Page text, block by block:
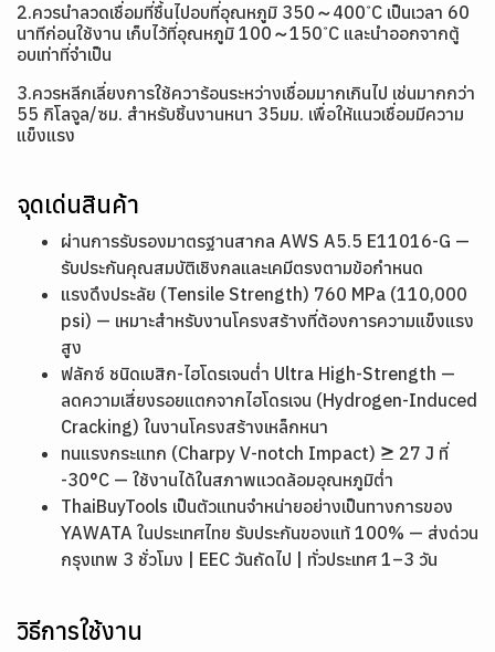
2.ควรนำลวดเชื่อมที่ชื้นไปอบที่อุณหภูมิ 350～400 ํC เป็นเวลา 60
นาทีก่อนใช้งาน เก็บไว้ที่อุณหภูมิ 100～150 ํC และนำออกจากตู้
อบเท่าที่จำเป็น
3.ควรหลีกเลี่ยงการใช้ควาร้อนระหว่างเชื่อมมากเกินไป เช่นมากกว่า
55 กิโลจูล/ซม. สำหรับชิ้นงานหนา 35มม. เพื่อให้แนวเชื่อมมีความ
แข็งแรง
จุดเด่นสินค้า
ผ่านการรับรองมาตรฐานสากล AWS A5.5 E11016-G —
รับประกันคุณสมบัติเชิงกลและเคมีตรงตามข้อกำหนด
แรงดึงประลัย (Tensile Strength) 760 MPa (110,000
psi) — เหมาะสำหรับงานโครงสร้างที่ต้องการความแข็งแรง
สูง
ฟลักซ์ ชนิดเบสิก-ไฮโดรเจนต่ำ Ultra High-Strength —
ลดความเสี่ยงรอยแตกจากไฮโดรเจน (Hydrogen-Induced
Cracking) ในงานโครงสร้างเหล็กหนา
ทนแรงกระแทก (Charpy V-notch Impact) ≥ 27 J ที่
-30°C — ใช้งานได้ในสภาพแวดล้อมอุณหภูมิต่ำ
ThaiBuyTools เป็นตัวแทนจำหน่ายอย่างเป็นทางการของ
YAWATA ในประเทศไทย รับประกันของแท้ 100% — ส่งด่วน
กรุงเทพ 3 ชั่วโมง | EEC วันถัดไป | ทั่วประเทศ 1–3 วัน
วิธีการใช้งาน